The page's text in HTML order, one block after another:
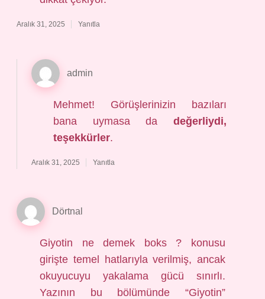
Aralık 31, 2025 Yanıtla
admin
Mehmet! Görüşlerinizin bazıları
bana uymasa dadeğerliydi,
teşekkürler.
Aralık 31, 2025 Yanıtla
Dörtnal
Giyotin ne demek boks ? konusu
girişte temel hatlarıyla verilmiş, ancak
okuyucuyu yakalama gücü sınırlı.
Yazının bu bölümünde “Giyotin”